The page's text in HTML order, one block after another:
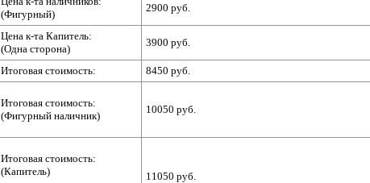
(Фигурный)
2900 руб.
Цена к-та Капитель:
(Одна сторона)
3900 руб.
Итоговая стоимость: 8450 руб.
Итоговая стоимость:
(Фигурный наличник)
10050 руб.
Итоговая стоимость:
(Капитель)
11050 руб.